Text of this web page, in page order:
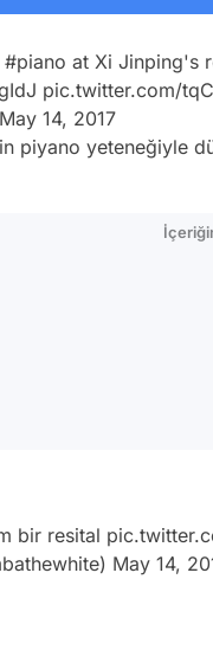
#piano at Xi Jinping's
pic.twitter.com/
May 14, 2017
piyano yeteneğiyle
bir resital
May 14,